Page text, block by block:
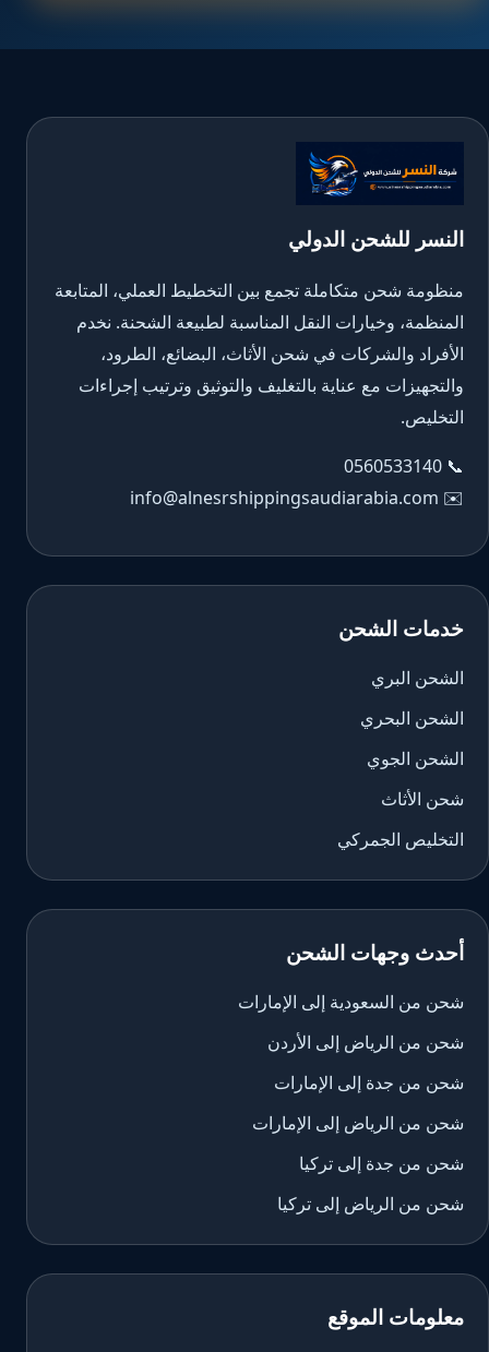
النسر للشحن الدولي
منظومة شحن متكاملة تجمع بين التخطيط العملي، المتابعة
المنظمة، وخيارات النقل المناسبة لطبيعة الشحنة. نخدم
الأفراد والشركات في شحن الأثاث، البضائع، الطرود،
والتجهيزات مع عناية بالتغليف والتوثيق وترتيب إجراءات
التخليص.
📞
0560533140
✉️
info@alnesrshippingsaudiarabia.com
خدمات الشحن
الشحن البري
الشحن البحري
الشحن الجوي
شحن الأثاث
التخليص الجمركي
أحدث وجهات الشحن
شحن من السعودية إلى الإمارات
شحن من الرياض إلى الأردن
شحن من جدة إلى الإمارات
شحن من الرياض إلى الإمارات
شحن من جدة إلى تركيا
شحن من الرياض إلى تركيا
معلومات الموقع